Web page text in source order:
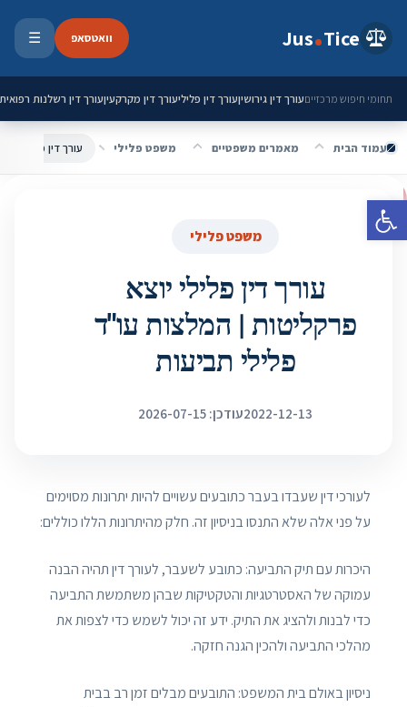
פתח סרגל נגישות
Jus Tice וואטסאפ ☰
תחומי חיפוש מרכזייםעורך דין גירושיןעורך דין פליליעורך דין מקרקעיןעורך דין רשלנות רפואית
עמוד הבית מאמרים משפטיים משפט פלילי עורך דין פלילי
משפט פלילי
עורך דין פלילי יוצא
פרקליטות | המלצות עו"ד
פלילי תביעות
2022-12-13עודכן: 2026-07-15
לעורכי דין שעבדו בעבר כתובעים עשויים להיות יתרונות מסוימים
על פני אלה שלא התנסו בניסיון זה. חלק מהיתרונות הללו כוללים:
היכרות עם תיק התביעה: כתובע לשעבר, לעורך דין תהיה הבנה
עמוקה של האסטרטגיות והטקטיקות שבהן משתמשת התביעה
כדי לבנות ולהציג את התיק. ידע זה יכול לשמש כדי לצפות את
מהלכי התביעה ולהכין הגנה חזקה.
ניסיון באולם בית המשפט: התובעים מבלים זמן רב בבית